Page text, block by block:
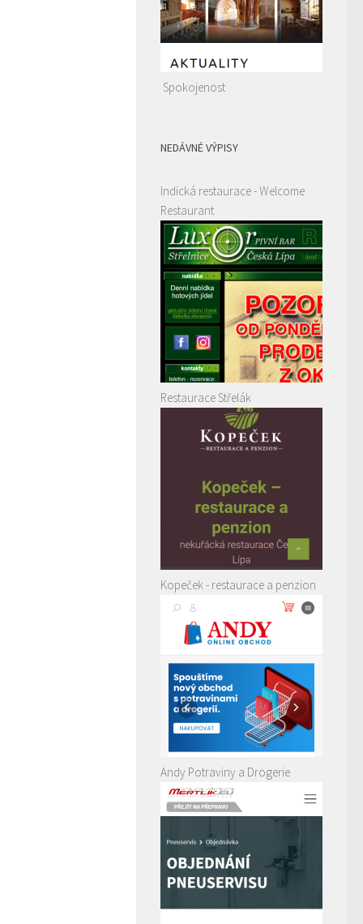
Spokojenost
NEDÁVNÉ VÝPISY
Indická restaurace - Welcome
Restaurant
Restaurace Střelák
Kopeček - restaurace a penzion
Andy Potraviny a Drogerie